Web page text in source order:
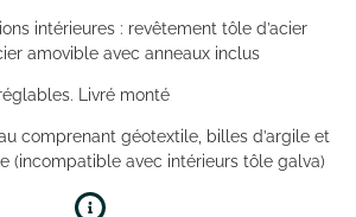
intérieures : revêtement tôle d’acier
amovible avec anneaux inclus
Livré monté
comprenant géotextile, billes d’argile et
(incompatible avec intérieurs tôle galva)